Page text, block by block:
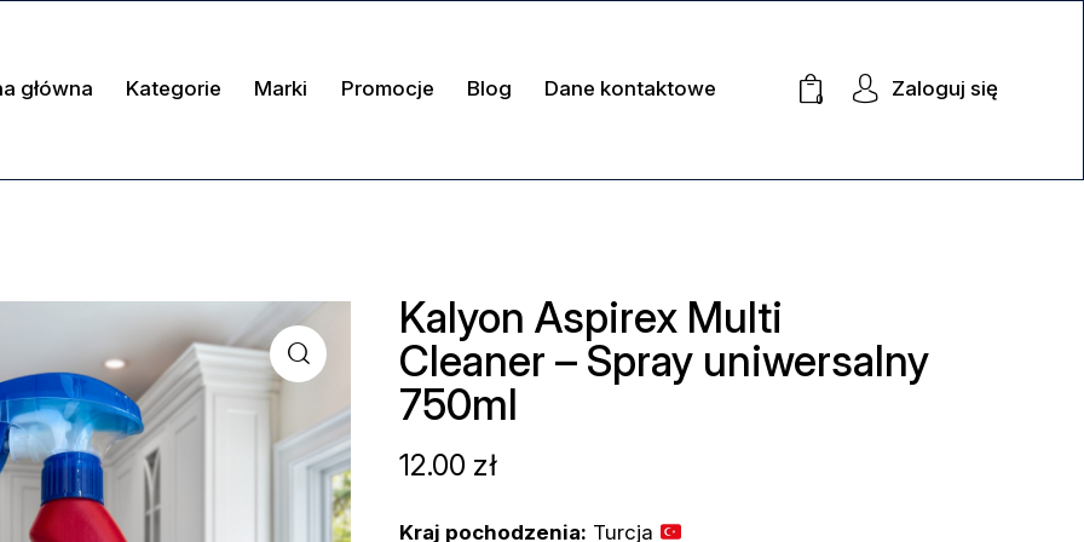
główna Kategorie Marki Promocje Blog Dane kontaktowe 0 Zaloguj się
Kalyon Aspirex Multi
Cleaner – Spray uniwersalny
750ml
12.00 zł
Kraj pochodzenia: Turcja